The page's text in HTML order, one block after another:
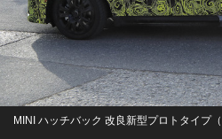
MINI ハッチバック 改良新型プロトタイプ